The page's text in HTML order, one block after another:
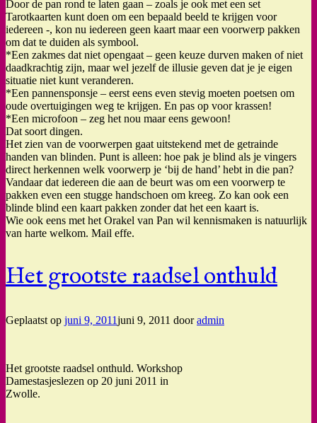
Door de pan rond te laten gaan – zoals je ook met een set
Tarotkaarten kunt doen om een bepaald beeld te krijgen voor
iedereen -, kon nu iedereen geen kaart maar een voorwerp pakken
om dat te duiden als symbool.
*Een zakmes dat niet opengaat – geen keuze durven maken of niet
daadkrachtig zijn, maar wel jezelf de illusie geven dat je je eigen
situatie niet kunt veranderen.
*Een pannensponsje – eerst eens even stevig moeten poetsen om
oude overtuigingen weg te krijgen. En pas op voor krassen!
*Een microfoon – zeg het nou maar eens gewoon!
Dat soort dingen.
Het zien van de voorwerpen gaat uitstekend met de getrainde
handen van blinden. Punt is alleen: hoe pak je blind als je vingers
direct herkennen welk voorwerp je ‘bij de hand’ hebt in die pan?
Vandaar dat iedereen die aan de beurt was om een voorwerp te
pakken even een stugge handschoen om kreeg. Zo kan ook een
blinde blind een kaart pakken zonder dat het een kaart is.
Wie ook eens met het Orakel van Pan wil kennismaken is natuurlijk
van harte welkom. Mail effe.
Het grootste raadsel onthuld
Geplaatst op juni 9, 2011juni 9, 2011 dooradmin
Het grootste raadsel onthuld. Workshop
Damestasjeslezen op 20 juni 2011 in
Zwolle.